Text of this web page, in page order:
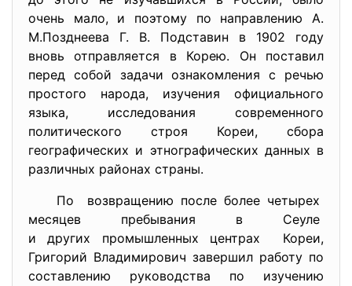
очень мало, и поэтому по направлению А.
М.Позднеева Г. В. Подставин в 1902 году
вновь отправляется в Корею. Он поставил
перед собой задачи ознакомления с речью
простого народа, изучения официального
языка, исследования современного
политического строя Кореи, сбора
географических и этнографических данных в
различных районах страны.
По возвращению после более четырех
месяцев пребывания в Сеуле
и других промышленных центрах Кореи,
Григорий Владимирович завершил работу по
составлению руководства по изучению